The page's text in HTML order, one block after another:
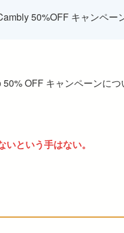
50%OFF キャンペー
OFF キャンペーンにつ
という手はない。